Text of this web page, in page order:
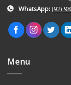
WhatsApp:(92)
Menu